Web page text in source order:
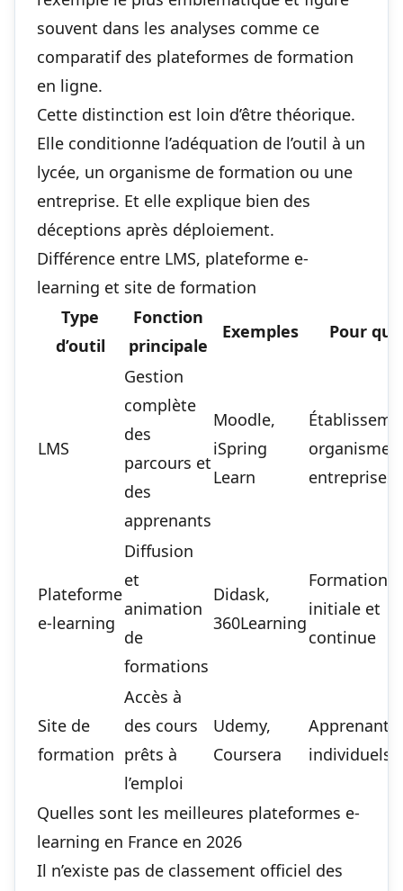
souvent dans les analyses comme ce
comparatif des plateformes de formation
en ligne.
Cette distinction est loin d’être théorique.
Elle conditionne l’adéquation de l’outil à un
lycée, un organisme de formation ou une
entreprise. Et elle explique bien des
déceptions après déploiement.
Différence entre LMS, plateforme e-
learning et site de formation
Type
d’outil
Fonction
principale
Exemples Pour qui
LMS
Gestion
complète
des
parcours et
des
apprenants
Moodle,
iSpring
Learn
organismes,
entreprises
Plateforme
e-learning
Diffusion
et
animation
de
formations
Didask,
360Learning
Formation
initiale et
continue
Site de
formation
Accès à
des cours
prêts à
l’emploi
Udemy,
Coursera
Apprenants
individuels
Quelles sont les meilleures plateformes e-
learning en France en 2026
Il n’existe pas de classement officiel des